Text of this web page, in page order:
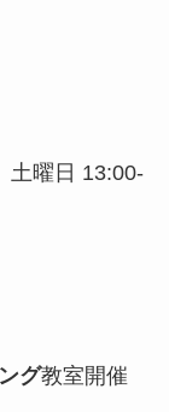
土曜日 13:00-
グ教室開催